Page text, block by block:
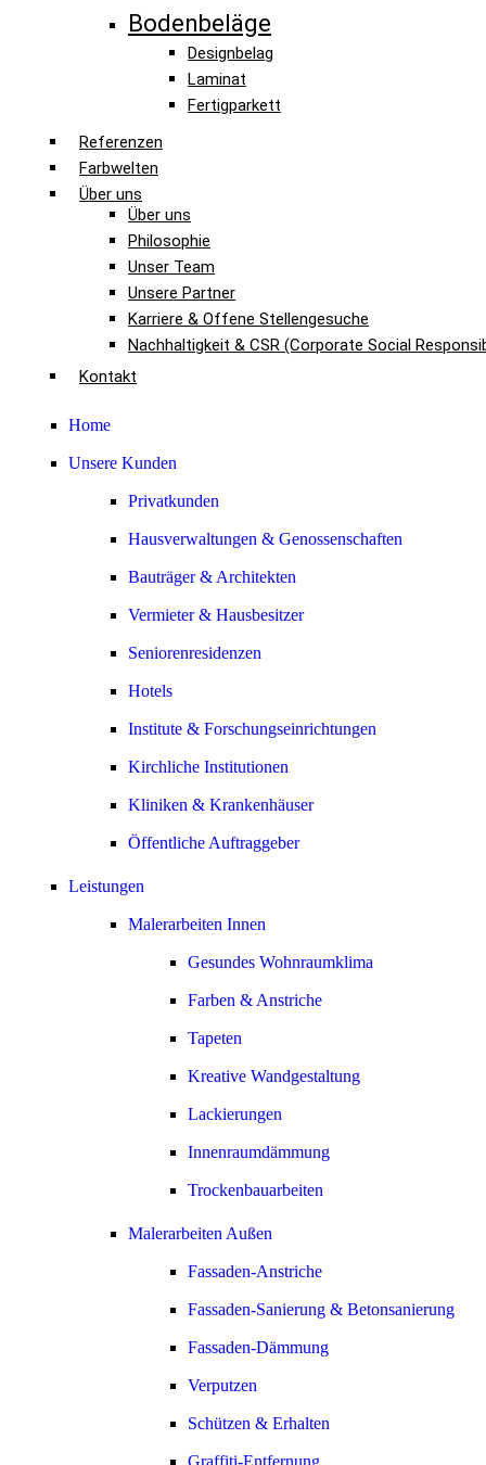
Bodenbeläge
Designbelag
Laminat
Fertigparkett
Referenzen
Farbwelten
Über uns
Über uns
Philosophie
Unser Team
Unsere Partner
Karriere & Offene Stellengesuche
Nachhaltigkeit & CSR (Corporate Social
Kontakt
Home
Unsere Kunden
Privatkunden
Hausverwaltungen & Genossenschaften
Bauträger & Architekten
Vermieter & Hausbesitzer
Seniorenresidenzen
Hotels
Institute & Forschungseinrichtungen
Kirchliche Institutionen
Kliniken & Krankenhäuser
Öffentliche Auftraggeber
Leistungen
Malerarbeiten Innen
Gesundes Wohnraumklima
Farben & Anstriche
Tapeten
Kreative Wandgestaltung
Lackierungen
Innenraumdämmung
Trockenbauarbeiten
Malerarbeiten Außen
Fassaden-Anstriche
Fassaden-Sanierung & Betonsanierung
Fassaden-Dämmung
Verputzen
Schützen & Erhalten
Graffiti-Entfernung